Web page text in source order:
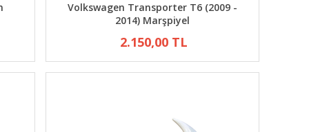
Volkswagen Transporter T6 (2009 -
2014) Marşpiyel
2.150,00 TL